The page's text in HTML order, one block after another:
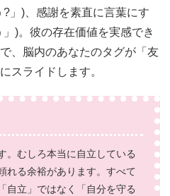
」)、感謝を素直に言葉にす
)。彼の存在価値を実感でき
、脳内のあなたのタグが「友
スライドします。
。むしろ本当に自立している
れる余裕があります。すべて
自立」ではなく「自分を守る